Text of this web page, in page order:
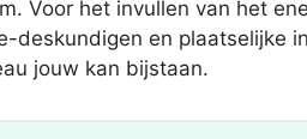
Voor het invullen van het
en plaatselijke
jouw kan bijstaan.